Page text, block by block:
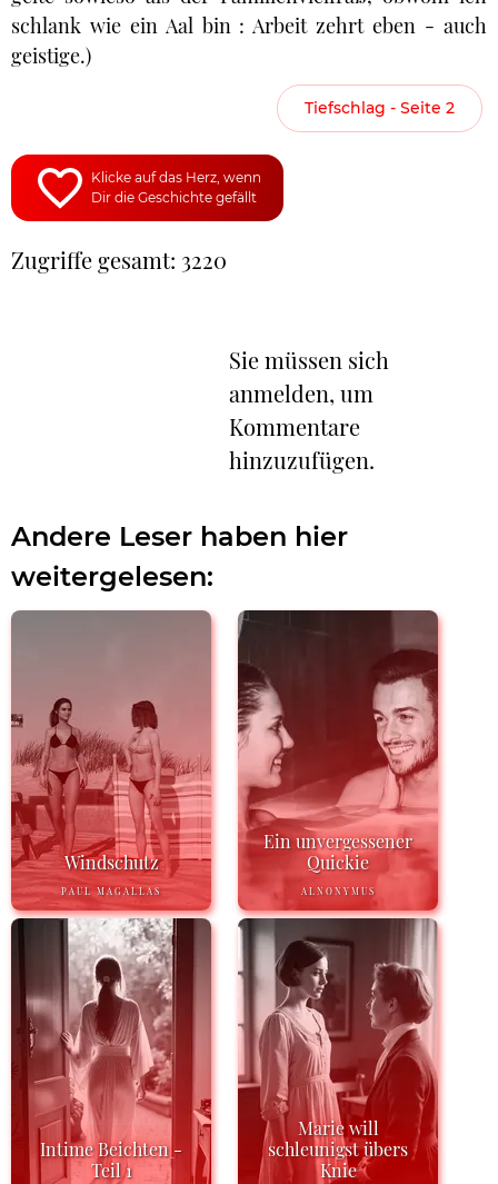
schlank wie ein Aal bin : Arbeit zehrt eben - auch
geistige.)
Tiefschlag - Seite 2
Klicke auf das Herz, wenn
Dir die Geschichte gefällt
Zugriffe gesamt: 3220
Sie müssen sich
anmelden, um
Kommentare
hinzuzufügen.
Andere Leser haben hier
weitergelesen:
Windschutz
PAUL MAGALLAS
Ein unvergessener
Quickie
ALNONYMUS
Intime Beichten -
Teil 1
Marie will
schleunigst übers
Knie